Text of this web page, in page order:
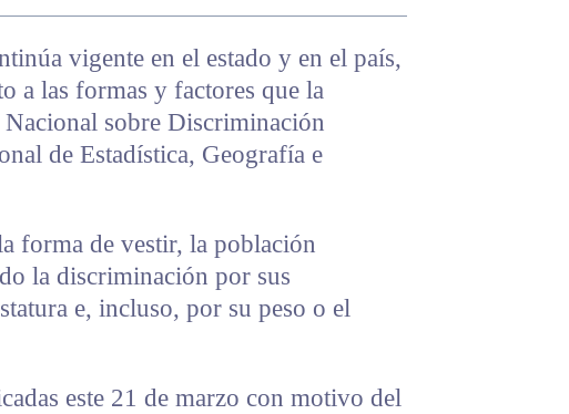
vigente en el estado y en el país,
a las formas y factores que la
Nacional sobre Discriminación
de Estadística, Geografía e
forma de vestir, la población
la discriminación por sus
e, incluso, por su peso o el
este 21 de marzo con motivo del